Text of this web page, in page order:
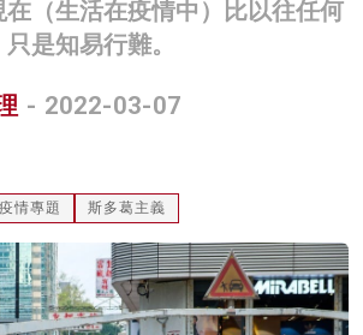
（生活在疫情中）比以往任何
是知易行難。
- 2022-03-07
情專題 斯多葛主義